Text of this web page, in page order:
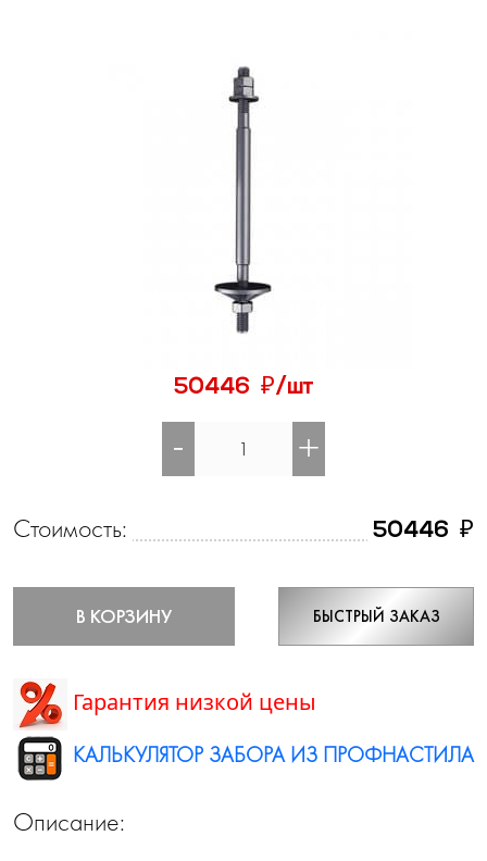
50446 ₽/шт
- +
Стоимость: 50446 ₽
В КОРЗИНУ БЫСТРЫЙ ЗАКАЗ
Гарантия низкой цены
КАЛЬКУЛЯТОР ЗАБОРА ИЗ ПРОФНАСТИЛА
Описание: